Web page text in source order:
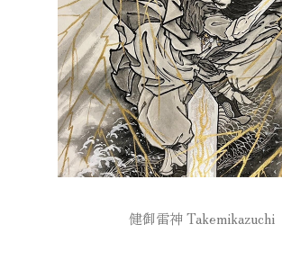
健御雷神 Takemikazuchi